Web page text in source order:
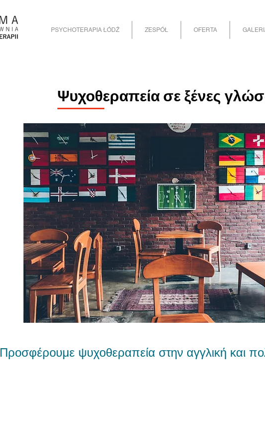
PSYCHOTERAPIA ŁÓDŹ ZESPÓŁ OFERTA
Ψυχοθεραπεία σε ξένες
Προσφέρουμε ψυχοθεραπεία στην αγγλική και